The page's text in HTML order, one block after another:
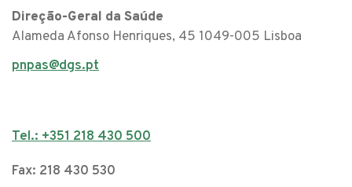
Direção-Geral da Saúde
Alameda Afonso Henriques, 45 1049-005 Lisboa
pnpas@dgs.pt
Tel.: +351 218 430 500
Fax: 218 430 530